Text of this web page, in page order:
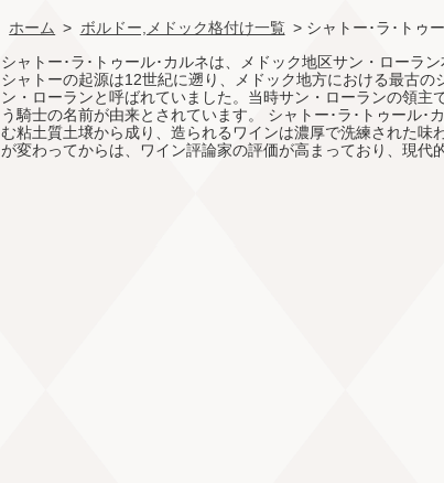
ホーム > ボルドー,メドック格付け一覧 > シャトー･ラ･トゥ
シャトー･ラ･トゥール･カルネは、メドック地区サン・ローラ
シャトーの起源は12世紀に遡り、メドック地方における最古
ン・ローランと呼ばれていました。当時サン・ローランの領
う騎士の名前が由来とされています。 シャトー･ラ･トゥール･
む粘土質土壌から成り、造られるワインは濃厚で洗練された
が変わってからは、ワイン評論家の評価が高まっており、現代